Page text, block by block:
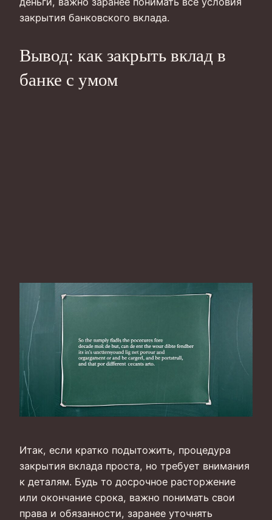
закрытия банковского вклада.
Вывод: как закрыть вклад в
банке с умом
Итак, если кратко подытожить, процедура
закрытия вклада проста, но требует внимания
к деталям. Будь то досрочное расторжение
или окончание срока, важно понимать свои
права и обязанности, заранее уточнять